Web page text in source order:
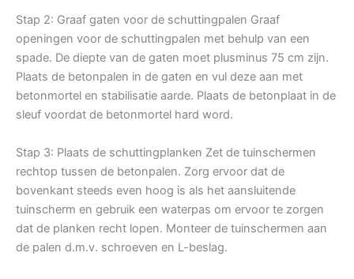
Stap 2: Graaf gaten voor de schuttingpalen Graaf
openingen voor de schuttingpalen met behulp van een
spade. De diepte van de gaten moet plusminus 75 cm zijn.
Plaats de betonpalen in de gaten en vul deze aan met
betonmortel en stabilisatie aarde. Plaats de betonplaat in de
sleuf voordat de betonmortel hard word.
Stap 3: Plaats de schuttingplanken Zet de tuinschermen
rechtop tussen de betonpalen. Zorg ervoor dat de
bovenkant steeds even hoog is als het aansluitende
tuinscherm en gebruik een waterpas om ervoor te zorgen
dat de planken recht lopen. Monteer de tuinschermen aan
de palen d.m.v. schroeven en L-beslag.